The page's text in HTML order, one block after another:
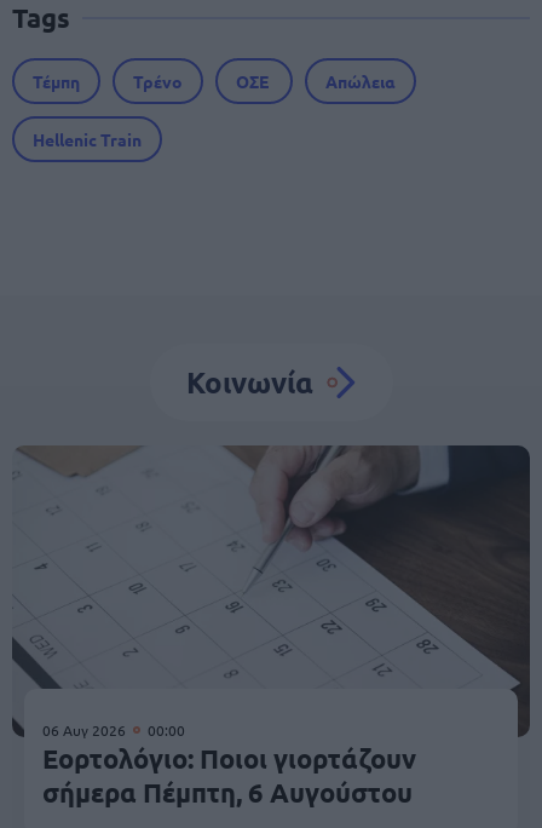
Tags
Τέμπη Τρένο ΟΣΕ Απώλεια
Hellenic Train
Κοινωνία
06 Αυγ 2026 00:00
Εορτολόγιο: Ποιοι γιορτάζουν
σήμερα Πέμπτη, 6 Αυγούστου